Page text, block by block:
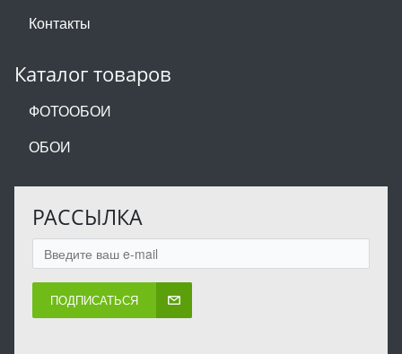
Контакты
Каталог товаров
ФОТООБОИ
ОБОИ
РАССЫЛКА
ПОДПИСАТЬСЯ